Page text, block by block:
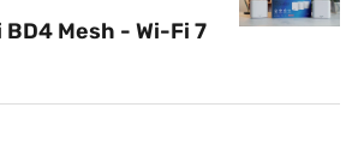
BD4 Mesh - Wi-Fi 7